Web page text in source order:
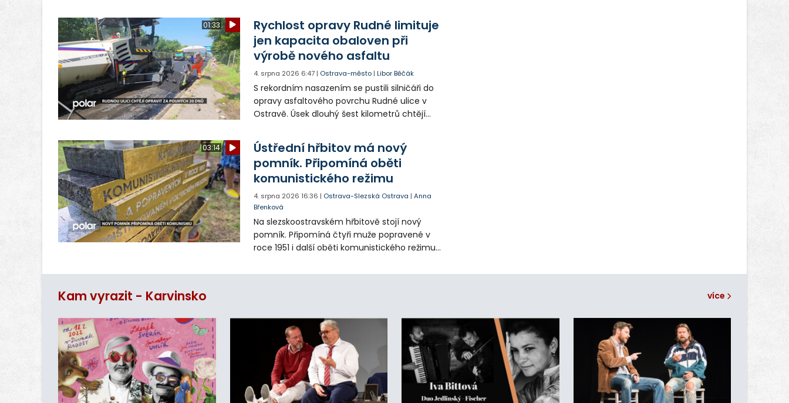
01:33
Rychlost opravy Rudné limituje
jen kapacita obaloven při
výrobě nového asfaltu
4. srpna 2026 6:47 | Ostrava-město |Libor Běčák
S rekordním nasazením se pustili silničáři do
opravy asfaltového povrchu Rudné ulice v
Ostravě. Úsek dlouhý šest kilometrů chtějí
03:14
Ústřední hřbitov má nový
pomník. Připomíná oběti
komunistického režimu
4. srpna 2026 16:36 | Ostrava-Slezská Ostrava |Anna
Břenková
Na slezskoostravském hřbitově stojí nový
pomník. Připomíná čtyři muže popravené v
roce 1951 i další oběti komunistického režimu.
utajeno přes sedmdesát let.
Kam vyrazit - Karvinsko více